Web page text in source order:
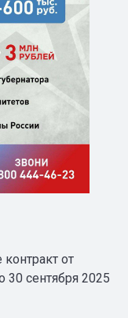
от
30 сентября 2025